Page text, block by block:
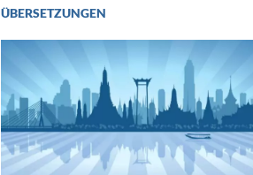
ÜBERSETZUNGEN